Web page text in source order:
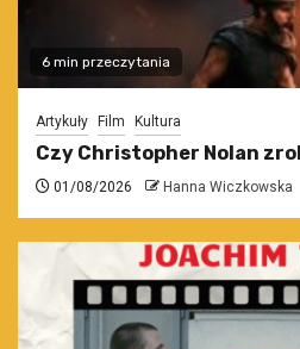
6 min przeczytania
Artykuły Film Kultura
Czy Christopher Nolan
01/08/2026 Hanna Wiczkowska